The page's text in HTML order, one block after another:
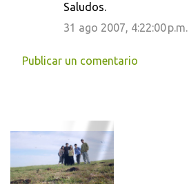
Saludos.
31 ago 2007, 4:22:00 p.m.
Publicar un comentario